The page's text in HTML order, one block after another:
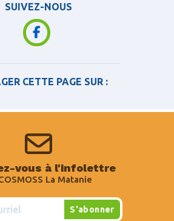
SUIVEZ-NOUS
CETTE PAGE SUR :
vous à l'infolettre
La Matanie